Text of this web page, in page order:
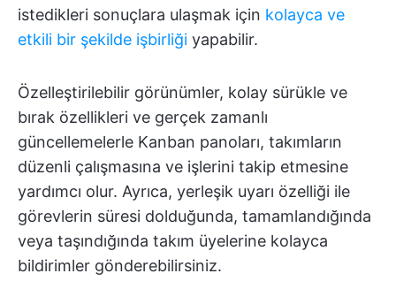
istedikleri sonuçlara ulaşmak için kolayca ve
etkili bir şekilde işbirliği yapabilir.
Özelleştirilebilir görünümler, kolay sürükle ve
bırak özellikleri ve gerçek zamanlı
güncellemelerle Kanban panoları, takımların
düzenli çalışmasına ve işlerini takip etmesine
yardımcı olur. Ayrıca, yerleşik uyarı özelliği ile
görevlerin süresi dolduğunda, tamamlandığında
veya taşındığında takım üyelerine kolayca
bildirimler gönderebilirsiniz.